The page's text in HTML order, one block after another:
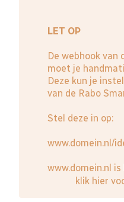
LET OP
De webhook van
moet je
Deze kun je
van de Rabo
Stel deze in op:
www.domein.nl/
www.domein.nl
klik hier